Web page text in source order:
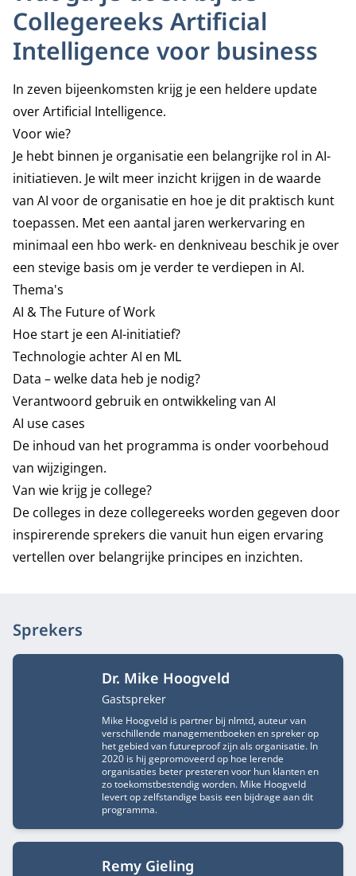
Collegereeks Artificial
Intelligence voor business
In zeven bijeenkomsten krijg je een heldere update
over Artificial Intelligence.
Voor wie?
Je hebt binnen je organisatie een belangrijke rol in AI-
initiatieven. Je wilt meer inzicht krijgen in de waarde
van AI voor de organisatie en hoe je dit praktisch kunt
toepassen. Met een aantal jaren werkervaring en
minimaal een hbo werk- en denkniveau beschik je over
een stevige basis om je verder te verdiepen in AI.
Thema's
AI & The Future of Work
Hoe start je een AI-initiatief?
Technologie achter AI en ML
Data – welke data heb je nodig?
Verantwoord gebruik en ontwikkeling van AI
AI use cases
De inhoud van het programma is onder voorbehoud
van wijzigingen.
Van wie krijg je college?
De colleges in deze collegereeks worden gegeven door
inspirerende sprekers die vanuit hun eigen ervaring
vertellen over belangrijke principes en inzichten.
Sprekers
Dr. Mike Hoogveld
Functietitel
Gastspreker
Mike Hoogveld is partner bij nlmtd, auteur van
verschillende managementboeken en spreker op
het gebied van futureproof zijn als organisatie. In
2020 is hij gepromoveerd op hoe lerende
organisaties beter presteren voor hun klanten en
zo toekomstbestendig worden. Mike Hoogveld
levert op zelfstandige basis een bijdrage aan dit
programma.
Remy Gieling